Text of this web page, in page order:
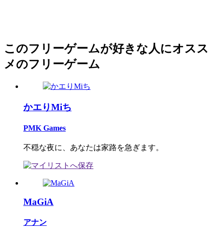
このフリーゲームが好きな人にオスス
メのフリーゲーム
かエりMiち
PMK Games
不穏な夜に、あなたは家路を急ぎます。
MaGiA
アナン